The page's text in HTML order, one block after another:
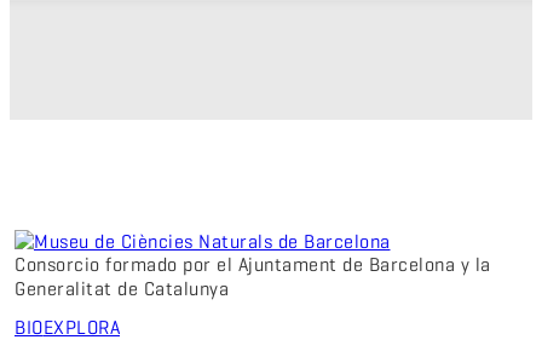
Consorcio formado por el Ajuntament de Barcelona y la
Generalitat de Catalunya
BIOEXPLORA